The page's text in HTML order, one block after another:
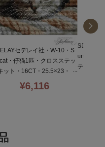
セデレイ社・W-10・S
・仔猫1匹・クロスステッ
ット・16CT・25.5×23・ロ
・全面刺し
¥6,116
SDELAY
untry
テッチキ